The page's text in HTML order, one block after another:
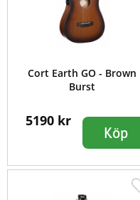
Cort Earth GO - Brown
Burst
5190 kr
Köp